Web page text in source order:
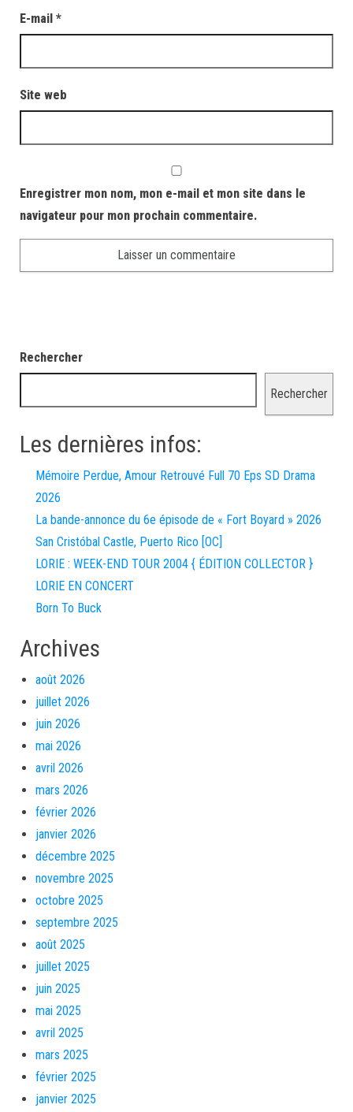
E-mail *
Site web
Enregistrer mon nom, mon e-mail et mon site dans le
navigateur pour mon prochain commentaire.
Rechercher
Rechercher
Les dernières infos:
Mémoire Perdue, Amour Retrouvé Full 70 Eps SD Drama
2026
La bande-annonce du 6e épisode de « Fort Boyard » 2026
San Cristóbal Castle, Puerto Rico [OC]
LORIE : WEEK-END TOUR 2004 { ÉDITION COLLECTOR }
LORIE EN CONCERT
Born To Buck
Archives
août 2026
juillet 2026
juin 2026
mai 2026
avril 2026
mars 2026
février 2026
janvier 2026
décembre 2025
novembre 2025
octobre 2025
septembre 2025
août 2025
juillet 2025
juin 2025
mai 2025
avril 2025
mars 2025
février 2025
janvier 2025